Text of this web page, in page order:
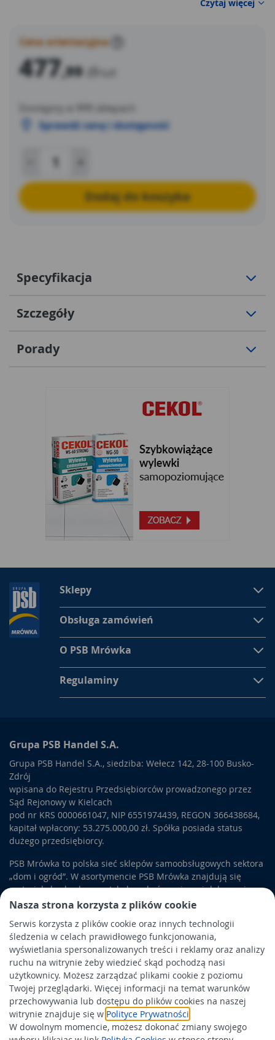
Nasza strona korzysta z plików cookie
Serwis korzysta z plików cookie oraz innych technologii
śledzenia w celach prawidłowego funkcjonowania,
wyświetlania spersonalizowanych treści i reklamy oraz analizy
ruchu na witrynie żeby wiedzieć skąd pochodzą nasi
użytkownicy. Możesz zarządzać plikami cookie z poziomu
Twojej przeglądarki. Więcej informacji na temat warunków
przechowywania lub dostępu do plików cookies na naszej
witrynie znajduje się w Polityce Prywatności
W dowolnym momencie, możesz dokonać zmiany swojego
mieszany. Drążek ma regulowany zestaw, dzięki czemu
własnych potrzeb. Cały zestaw wykończony jest w
eleganckim czarnym macie.
Czytaj więcej
Cena orientacyjna
477,99 zł
Dostępny w
sklepach
Sprawdź cenę i dostępność
Dodaj do koszyka
Specyfikacja
Szczegóły
Porady
Sklepy
Obsługa zamówień
O PSB Mrówka
Regulaminy
Grupa PSB Handel S.A.
Grupa PSB Handel S.A., siedziba: Wełecz 142, 28-100 Busko-
Zdrój
wpisana do Rejestru Przedsiębiorców prowadzonego przez
Sąd Rejonowy w Kielcach
pod nr KRS 0000661047, NIP 6551974439, REGON 366438684,
kapitał wpłacony: 53.275.000,00 zł. Spółka posiada status
dużego przedsiębiorcy.
PSB Mrówka to polska sieć sklepów samoobsługowych sektora
„dom i ogród”. W asortymencie PSB Mrówka znajdują się
materiały budowlane, artykuły wykończeniowe i dekoracyjne,
wyposażenie łazienek i kuchni, elektronarzędzia, a także
artykuły związane z ogrodem i otoczeniem domu.
Obowiązek informacyjny
Polityka prywatności
Polityka Cookies
Odbiór zużytego sprzętu
Wspierają nas: